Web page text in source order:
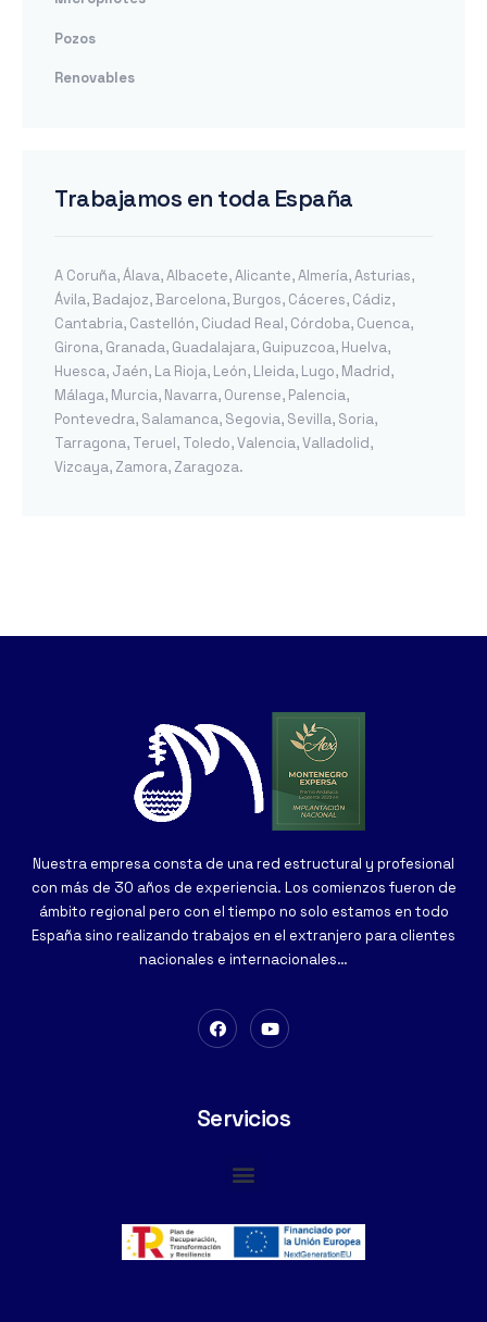
Pozos
Renovables
Trabajamos en toda España
A Coruña,Álava,Albacete,Alicante,Almería,Asturias,
Ávila,Badajoz,Barcelona,Burgos, Cáceres, Cádiz,
Cantabria, Castellón, Ciudad Real, Córdoba, Cuenca,
Girona, Granada, Guadalajara, Guipuzcoa, Huelva,
Huesca, Jaén, La Rioja, León, Lleida, Lugo, Madrid,
Málaga, Murcia, Navarra, Ourense, Palencia,
Pontevedra, Salamanca, Segovia, Sevilla, Soria,
Tarragona, Teruel, Toledo,Valencia,Valladolid,
Vizcaya, Zamora, Zaragoza.
Nuestra empresa consta de una red estructural y profesional
con más de 30 años de experiencia. Los comienzos fueron de
ámbito regional pero con el tiempo no solo estamos en todo
España sino realizando trabajos en el extranjero para clientes
nacionales e internacionales…
Servicios